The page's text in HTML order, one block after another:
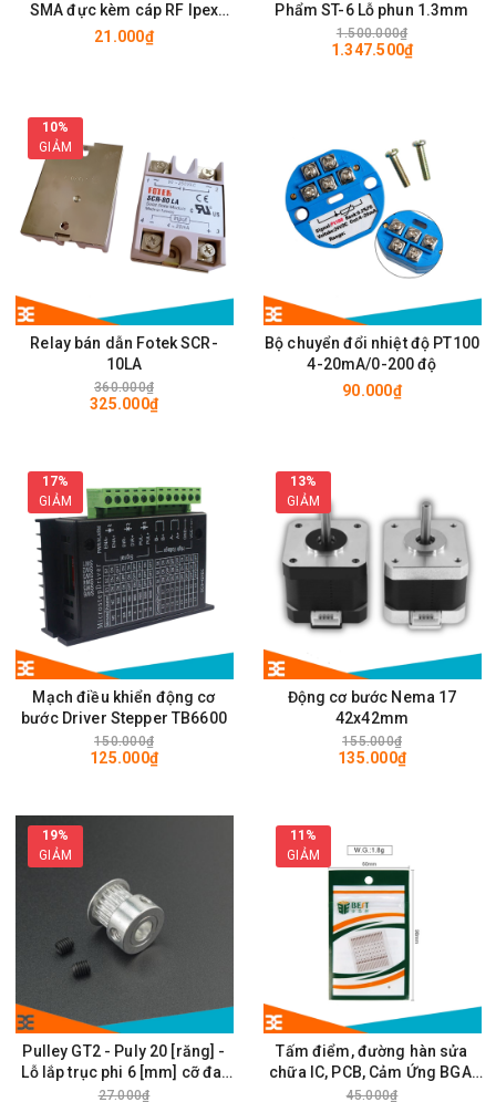
SMA đực kèm cáp RF Ipex
10cm
21.000₫
Phẩm ST-6 Lỗ phun 1.3mm
1.500.000₫
1.347.500₫
10%
GIẢM
Relay bán dẫn Fotek SCR-
10LA
360.000₫
325.000₫
Bộ chuyển đổi nhiệt độ PT100
4-20mA/0-200 độ
90.000₫
17%
GIẢM
Mạch điều khiển động cơ
bước Driver Stepper TB6600
150.000₫
125.000₫
13%
GIẢM
Động cơ bước Nema 17
42x42mm
155.000₫
135.000₫
19%
GIẢM
Pulley GT2 - Puly 20 [răng] -
Lỗ lắp trục phi 6 [mm] cỡ đai
rộng 6mm
27.000₫
11%
GIẢM
Tấm điểm, đường hàn sửa
chữa IC, PCB, Cảm Ứng BGA,
Vân Tay Điện Thoại, Pad - Best
45.000₫